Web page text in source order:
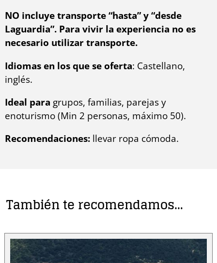
NO incluye transporte “hasta” y “desde
Laguardia”. Para vivir la experiencia no es
necesario utilizar transporte.
Idiomas en los que se oferta: Castellano,
inglés.
Ideal para grupos, familias, parejas y
enoturismo (Min 2 personas, máximo 50).
Recomendaciones: llevar ropa cómoda.
También te recomendamos…